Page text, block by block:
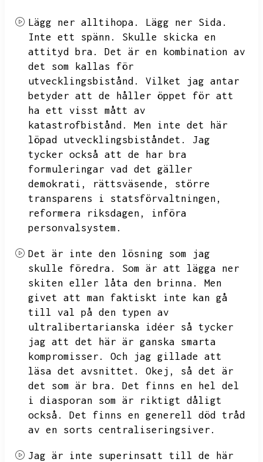
Lägg ner alltihopa.
Lägg ner Sida.
Inte ett spänn.
Skulle skicka en
attityd bra.
Det är en kombination av
det som kallas för
utvecklingsbistånd.
Vilket jag antar
betyder att de håller öppet för att
ha ett visst mått av
katastrofbistånd.
Men inte det här
löpad utvecklingsbiståndet.
Jag
tycker också att de har bra
formuleringar vad det gäller
demokrati,
rättsväsende,
större
transparens i statsförvaltningen,
reformera riksdagen,
införa
personvalsystem.
Det är inte den lösning som jag
skulle föredra.
Som är att lägga ner
skiten eller låta den brinna.
Men
givet att man faktiskt inte kan gå
till val på den typen av
ultralibertarianska idéer så tycker
jag att det här är ganska smarta
kompromisser.
Och jag gillade att
läsa det avsnittet.
Okej,
så det är
det som är bra.
Det finns en hel del
i diasporan som är riktigt dåligt
också.
Det finns en generell död tråd
av en sorts centraliseringsiver.
Jag är inte superinsatt till de här